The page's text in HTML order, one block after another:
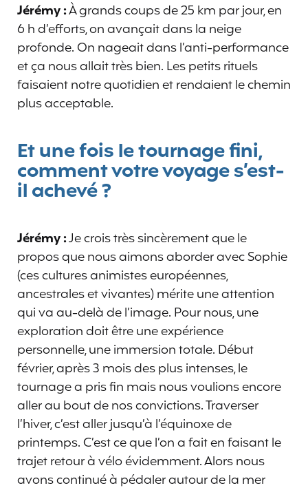
Jérémy :À grands coups de 25 km par jour, en
6 h d’efforts, on avançait dans la neige
profonde. On nageait dans l’anti-performance
et ça nous allait très bien. Les petits rituels
faisaient notre quotidien et rendaient le chemin
plus acceptable.
Et une fois le tournage fini,
comment votre voyage s’est-
il achevé ?
Jérémy :Je crois très sincèrement que le
propos que nous aimons aborder avec Sophie
(ces cultures animistes européennes,
ancestrales et vivantes) mérite une attention
qui va au-delà de l’image. Pour nous, une
exploration doit être une expérience
personnelle, une immersion totale. Début
février, après 3 mois des plus intenses, le
tournage a pris fin mais nous voulions encore
aller au bout de nos convictions. Traverser
l’hiver, c’est aller jusqu’à l’équinoxe de
printemps. C’est ce que l’on a fait en faisant le
trajet retour à vélo évidemment. Alors nous
avons continué à pédaler autour de la mer